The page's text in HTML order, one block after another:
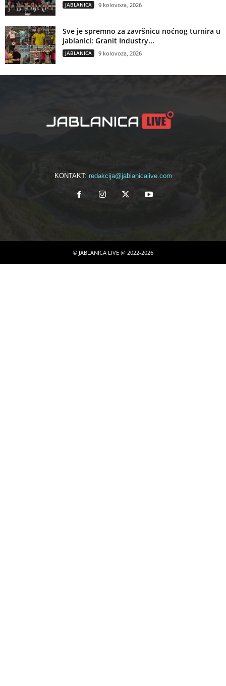
JABLANICA 9 kolovoza, 2026
Sve je spremno za završnicu noćnog turnira u
Jablanici: Granit Industry...
JABLANICA 9 kolovoza, 2026
KONTAKT: redakcija@jablanicalive.com
© JABLANICA LIVE @ 2022-2026